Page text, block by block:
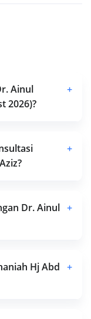
Ainul
2026)?
+
+
Dr. Ainul +
Hj Abd +